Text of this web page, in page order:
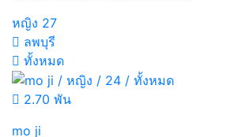
หญิง 27
ลพบุรี
ทั้งหมด
2.70 พัน
mo ji